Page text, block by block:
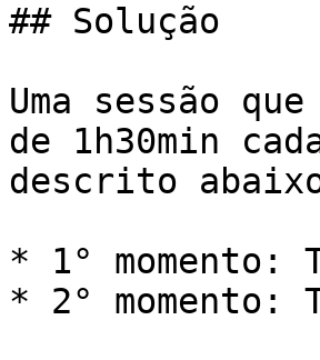
## Solução
Uma sessão
de 1h30min
descrito
* 1° momento:
* 2° momento: